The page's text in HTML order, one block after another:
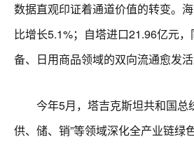
数据直观印证着通道价值的转变。
比增长5.1%；自塔进口21.96亿元
备、日用商品领域的双向流通愈发活
今年5月，塔吉克斯坦共和国总
供、储、销”等领域深化全产业链绿